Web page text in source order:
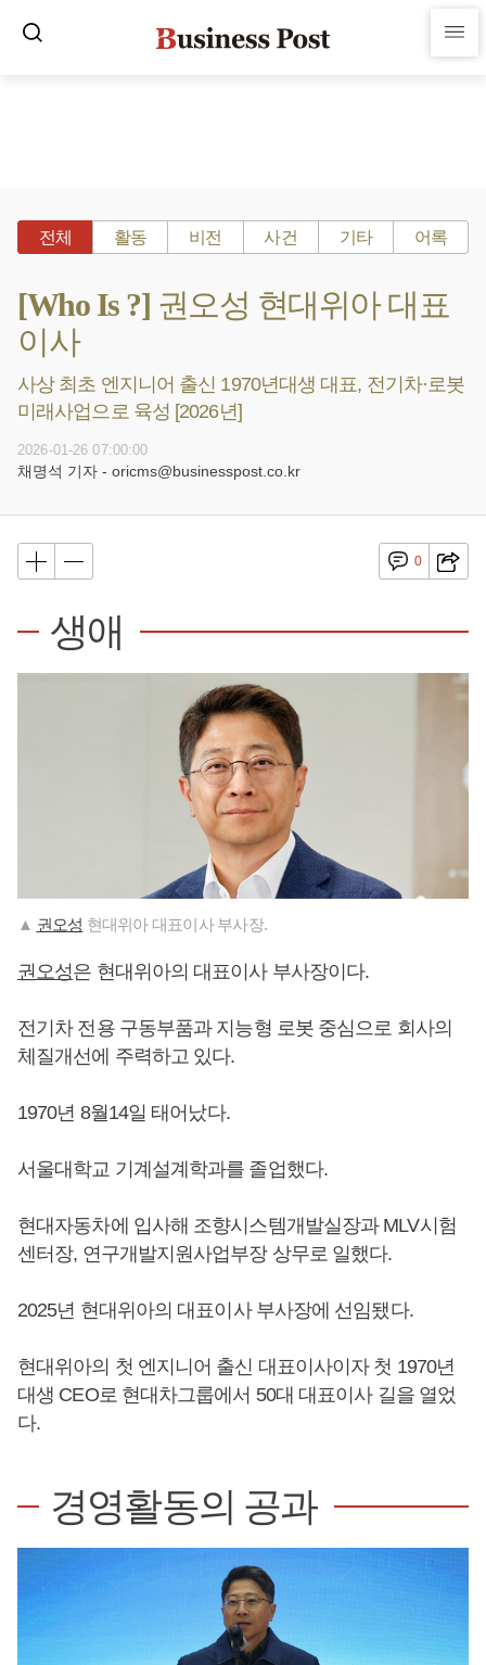
전체 활동 비전 사건 기타 어록
[Who Is ?] 권오성 현대위아 대표
이사
사상 최초 엔지니어 출신 1970년대생 대표, 전기차·로봇
미래사업으로 육성 [2026년]
2026-01-26 07:00:00
채명석 기자 - oricms@businesspost.co.kr
0
생애
▲ 권오성 현대위아 대표이사 부사장.
권오성은 현대위아의 대표이사 부사장이다.
전기차 전용 구동부품과 지능형 로봇 중심으로 회사의
체질개선에 주력하고 있다.
1970년 8월14일 태어났다.
서울대학교 기계설계학과를 졸업했다.
현대자동차에 입사해 조향시스템개발실장과 MLV시험
센터장, 연구개발지원사업부장 상무로 일했다.
2025년 현대위아의 대표이사 부사장에 선임됐다.
현대위아의 첫 엔지니어 출신 대표이사이자 첫 1970년
대생 CEO로 현대차그룹에서 50대 대표이사 길을 열었
다.
경영활동의 공과